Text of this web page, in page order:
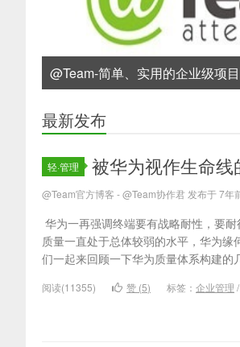
官方博客
@Team-简单、实用的企业级项
最新发布
轻·管理 被华为视作生命
@Team官方博客 - @Team协作君 发布于 7年
华为一再强调终端要有战略耐性，要
质量一直处于总体较弱的水平，华为
们一起来回顾一下华为质量体系构建
阅读(11355) 赞 (5) 标签： 企业管理 /